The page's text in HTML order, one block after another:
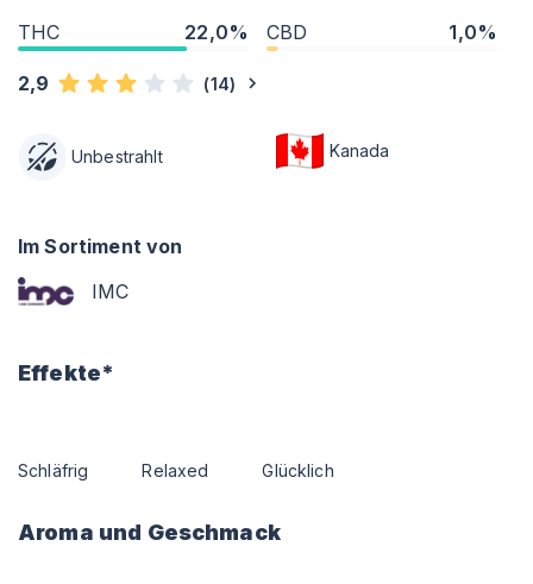
THC 22,0% CBD 1,0%
2,9 (14)
Unbestrahlt Kanada
Im Sortiment von
IMC
Effekte*
Schläfrig Relaxed Glücklich
Aroma und Geschmack